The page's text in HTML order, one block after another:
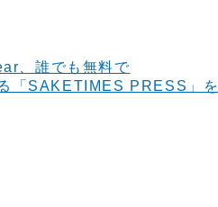
、誰でも無料で
「SAKETIMES PRESS」を